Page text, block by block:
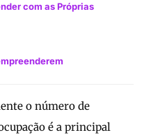
com as Próprias
o número de
é a principal